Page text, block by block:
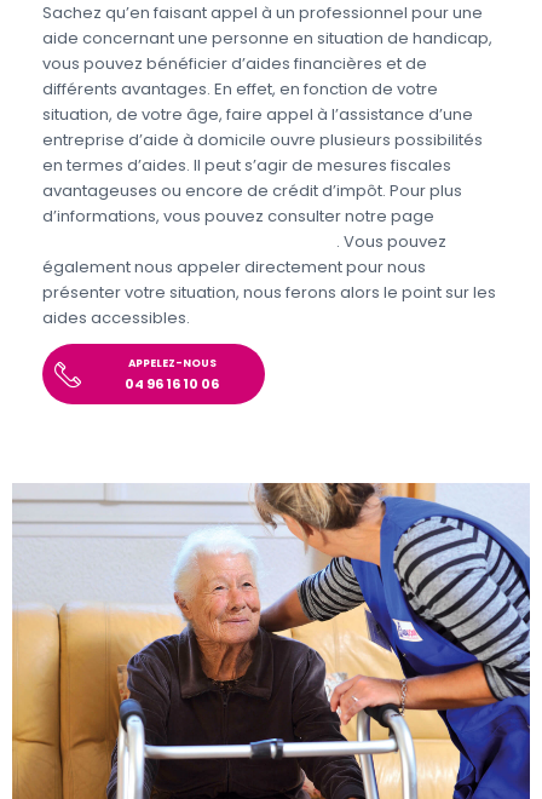
Sachez qu’en faisant appel à un professionnel pour une
aide concernant une personne en situation de handicap,
vous pouvez bénéficier d’aides financières et de
différents avantages. En effet, en fonction de votre
situation, de votre âge, faire appel à l’assistance d’une
entreprise d’aide à domicile ouvre plusieurs possibilités
en termes d’aides. Il peut s’agir de mesures fiscales
avantageuses ou encore de crédit d’impôt. Pour plus
d’informations, vous pouvez consulter notre page
. Vous pouvez
également nous appeler directement pour nous
présenter votre situation, nous ferons alors le point sur les
aides accessibles.
APPELEZ-NOUS
04 96 16 10 06